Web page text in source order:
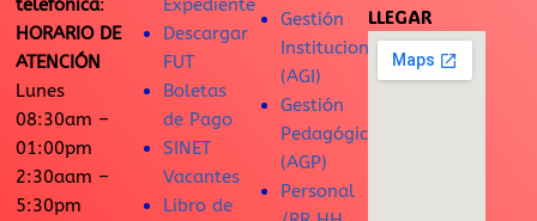
telefónica:
HORARIO DE
ATENCIÓN
Lunes
08:30am –
01:00pm
2:30aam –
5:30pm
Expediente
Descargar
FUT
Boletas
de Pago
SINET
Vacantes
Libro de
Gestión
Institucional
(AGI)
Gestión
Pedagógica
(AGP)
Personal
LLEGAR